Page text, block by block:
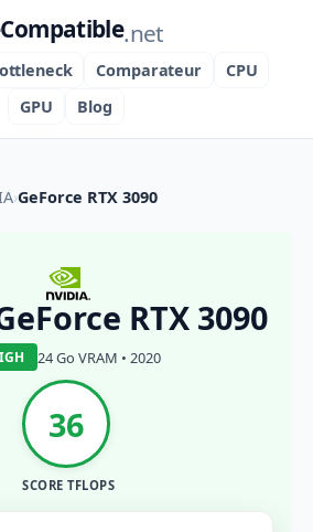
.net
Comparateur
CPU
GPU
Blog
›GeForce RTX 3090
RTX 3090
24 Go VRAM • 2020
36
SCORE TFLOPS